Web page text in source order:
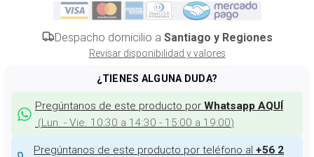
Despacho domicilio a Santiago y Regiones
Revisar disponibilidad y valores
¿TIENES ALGUNA DUDA?
Pregúntanos de este producto por Whatsapp AQUÍ
(Lun. - Vie. 10:30 a 14:30 - 15:00 a 19:00)
Pregúntanos de este producto por teléfono al +56 2